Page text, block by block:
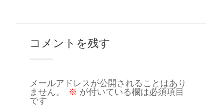
コメントを残す
メールアドレスが公開されることはあり
ません。
※ が付いている欄は必須項目
です